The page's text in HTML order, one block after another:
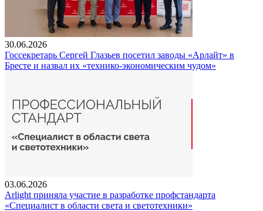
30.06.2026
Госсекретарь Сергей Глазьев посетил заводы «Арлайт» в
Бресте и назвал их «технико-экономическим чудом»
03.06.2026
Arlight приняла участие в разработке профстандарта
«Специалист в области света и светотехники»